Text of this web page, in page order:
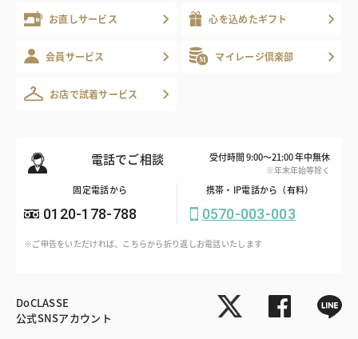
お直しサービス 心を込めたギフト
会員サービス マイレージ倶楽部
お店で試着サービス
電話でご相談 受付時間 9:00～21:00 年中無休
※年末年始等除く
固定電話から
0120-178-788
携帯・IP電話から（有料）
0570-003-003
※ご申告をいただければ、こちらから折り返しお電話いたします
DoCLASSE
公式SNSアカウント